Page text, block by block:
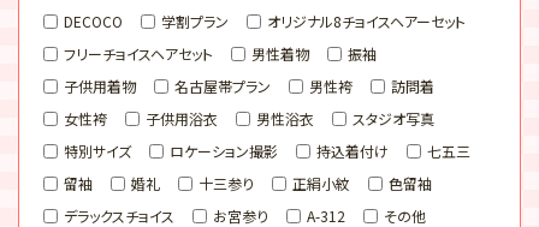
DECOCO
学割プラン
オリジナル8チョイスヘアーセット
フリーチョイスヘアセット
男性着物
振袖
子供用着物
名古屋帯プラン 男性袴
訪問着
女性袴
子供用浴衣 男性浴衣
スタジオ写真
特別サイズ
ロケーション撮影 持込着付け
七五三
留袖
婚礼 十三参り 正絹小紋
色留袖
デラックスチョイス
お宮参り A-312 その他